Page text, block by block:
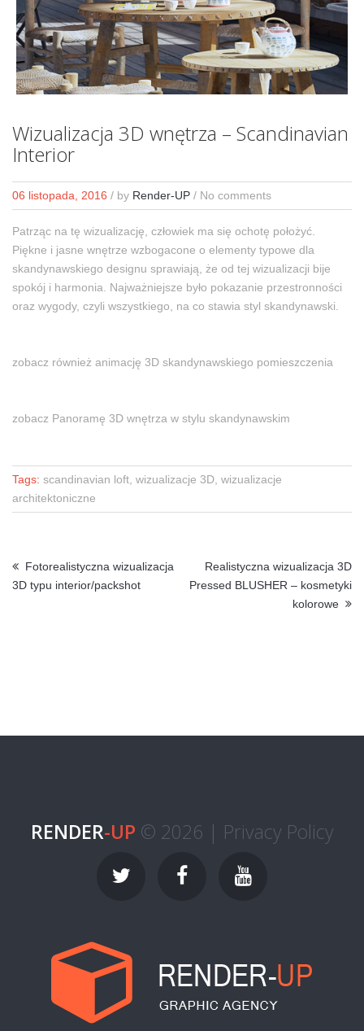
Wizualizacja 3D wnętrza – Scandinavian
Interior
06 listopada, 2016 / by Render-UP / No comments
Patrząc na tę wizualizację, człowiek ma się ochotę położyć.
Piękne i jasne wnętrze wzbogacone o elementy typowe dla
skandynawskiego designu sprawiają, że od tej wizualizacji bije
spokój i harmonia. Najważniejsze było pokazanie przestronności
oraz wygody, czyli wszystkiego, na co stawia styl skandynawski.
zobacz również animację 3D skandynawskiego pomieszczenia
zobacz Panoramę 3D wnętrza w stylu skandynawskim
Tags: scandinavian loft, wizualizacje 3D, wizualizacje
architektoniczne
Fotorealistyczna wizualizacja
3D typu interior/packshot
Realistyczna wizualizacja 3D
Pressed BLUSHER – kosmetyki
kolorowe
RENDER-UP © 2026 | Privacy Policy